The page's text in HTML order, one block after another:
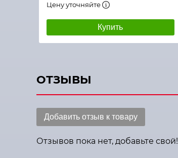
Цену уточняйте
Купить
ОТЗЫВЫ
Добавить отзыв к товару
Отзывов пока нет, добавьте свой!